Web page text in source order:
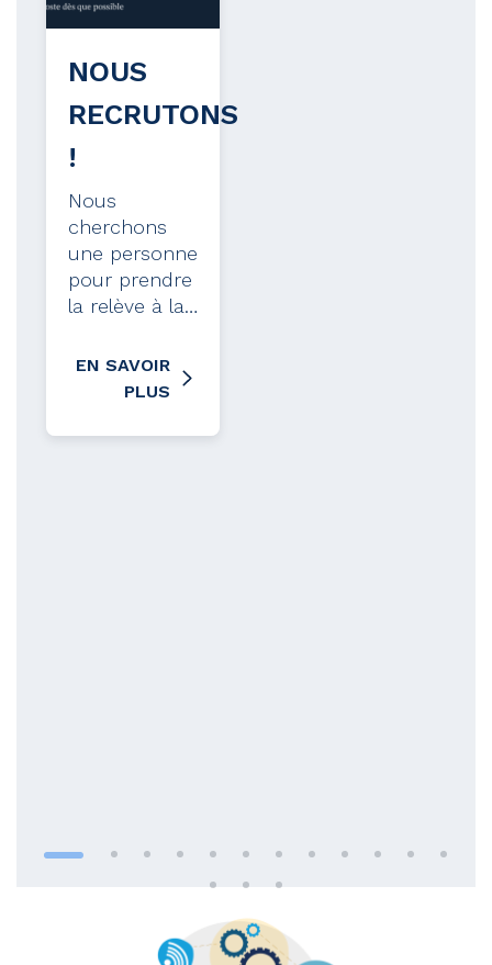
NOUS
RECRUTONS
!
Nous
cherchons
une personne
pour prendre
la relève à la…
EN SAVOIR
PLUS